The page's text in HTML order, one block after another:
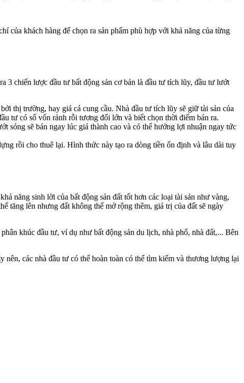
của khách hàng để chọn ra sản phẩm phù hợp với khả năng của từng
3 chiến lược đầu tư bất động sản cơ bản là đầu tư tích lũy, đầu tư lướt
thị trường, hay giá cả cung cầu. Nhà đầu tư tích lũy sẽ giữ tài sản của
tư có số vốn rảnh rỗi tương đối lớn và biết chọn thời điểm bán ra.
sóng sẽ bán ngay lúc giá thành cao và có thể hưởng lợi nhuận ngay tức
rồi cho thuê lại. Hình thức này tạo ra dòng tiền ổn định và lâu dài tuy
năng sinh lời của bất động sản đất tốt hơn các loại tài sản như vàng,
tăng lên nhưng đất không thể mở rộng thêm, giá trị của đất sẽ ngày
khúc đầu tư, ví dụ như bất động sản du lịch, nhà phố, nhà đất,... Bên
các nhà đầu tư có thể hoàn toàn có thể tìm kiếm và thương lượng lại